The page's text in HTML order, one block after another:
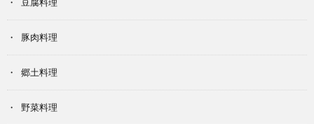
豚肉料理
郷土料理
野菜料理